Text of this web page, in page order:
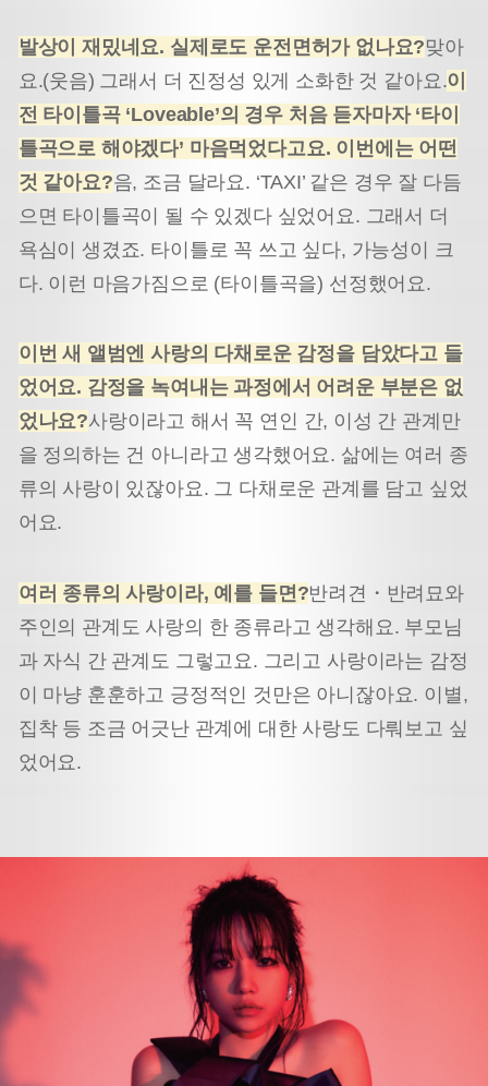
발상이 재밌네요. 실제로도 운전면허가 없나요?맞아
요.(웃음) 그래서 더 진정성 있게 소화한 것 같아요.이
전 타이틀곡 ‘Loveable’의 경우 처음 듣자마자 ‘타이
틀곡으로 해야겠다’ 마음먹었다고요. 이번에는 어떤
것 같아요?음, 조금 달라요. ‘TAXI’ 같은 경우 잘 다듬
으면 타이틀곡이 될 수 있겠다 싶었어요. 그래서 더
욕심이 생겼죠. 타이틀로 꼭 쓰고 싶다, 가능성이 크
다. 이런 마음가짐으로 (타이틀곡을) 선정했어요.
이번 새 앨범엔 사랑의 다채로운 감정을 담았다고 들
었어요. 감정을 녹여내는 과정에서 어려운 부분은 없
었나요?사랑이라고 해서 꼭 연인 간, 이성 간 관계만
을 정의하는 건 아니라고 생각했어요. 삶에는 여러 종
류의 사랑이 있잖아요. 그 다채로운 관계를 담고 싶었
어요.
여러 종류의 사랑이라, 예를 들면 ?반려견・반려묘와
주인의 관계도 사랑의 한 종류라고 생각해요. 부모님
과 자식 간 관계도 그렇고요. 그리고 사랑이라는 감정
이 마냥 훈훈하고 긍정적인 것만은 아니잖아요. 이별,
집착 등 조금 어긋난 관계에 대한 사랑도 다뤄보고 싶
었어요.